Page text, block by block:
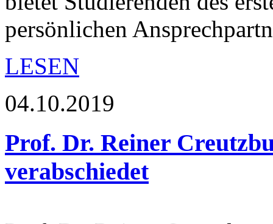
persönlichen
LESEN
04.10.2019
Prof. Dr. Reiner
verabschiedet